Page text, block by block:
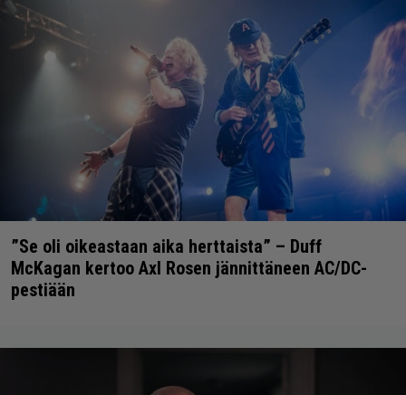
”Se oli oikeastaan aika herttaista” – Duff
McKagan kertoo Axl Rosen jännittäneen AC/DC-
pestiään